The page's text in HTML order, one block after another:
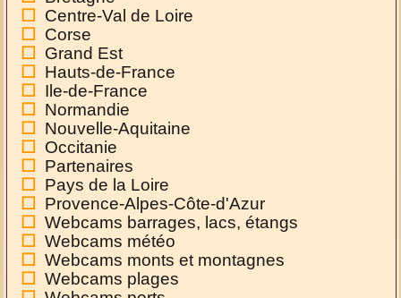
Centre-Val de Loire
Corse
Grand Est
Hauts-de-France
Ile-de-France
Normandie
Nouvelle-Aquitaine
Occitanie
Partenaires
Pays de la Loire
Provence-Alpes-Côte-d'Azur
Webcams barrages, lacs, étangs
Webcams météo
Webcams monts et montagnes
Webcams plages